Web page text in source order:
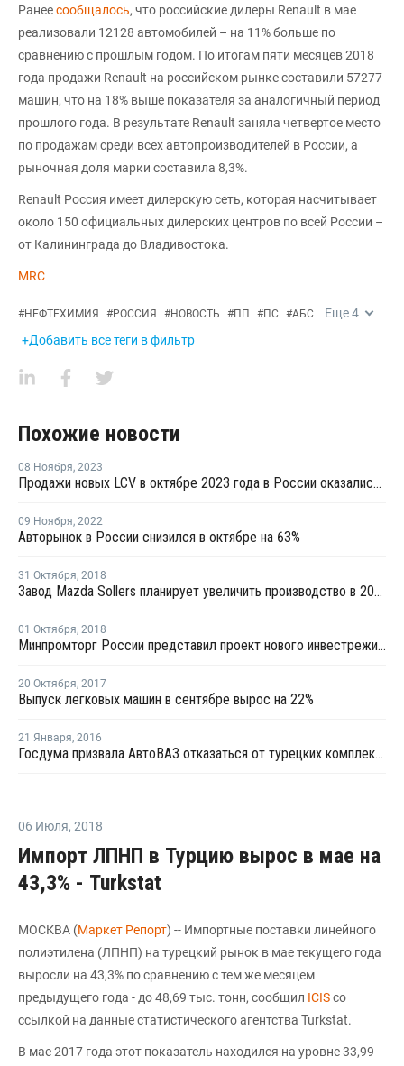
Ранеесообщалось, что российские дилеры Renault в мае
реализовали 12128 автомобилей – на 11% больше по
сравнению с прошлым годом. По итогам пяти месяцев 2018
года продажи Renault на российском рынке составили 57277
машин, что на 18% выше показателя за аналогичный период
прошлого года. В результате Renault заняла четвертое место
по продажам среди всех автопроизводителей в России, а
рыночная доля марки составила 8,3%.
Renault Россия имеет дилерскую сеть, которая насчитывает
около 150 официальных дилерских центров по всей России –
от Калининграда до Владивостока.
MRC
#НЕФТЕХИМИЯ #РОССИЯ #НОВОСТЬ #ПП #ПС #АБС Еще4
+Добавить все теги в фильтр
Похожие новости
08 Ноября, 2023
Продажи новых LCV в октябре 2023 года в России оказались максимальными за последние 20 месяцев
09 Ноября, 2022
Авторынок в России снизился в октябре на 63%
31 Октября, 2018
Завод Mazda Sollers планирует увеличить производство в 2018 году почти на 30%
01 Октября, 2018
Минпромторг России представил проект нового инвестрежима для автопрома
20 Октября, 2017
Выпуск легковых машин в сентябре вырос на 22%
21 Января, 2016
Госдума призвала АвтоВАЗ отказаться от турецких комплектующих
06 Июля, 2018
Импорт ЛПНП в Турцию вырос в мае на
43,3% - Turkstat
МОСКВА (Маркет Репорт) -- Импортные поставки линейного
полиэтилена (ЛПНП) на турецкий рынок в мае текущего года
выросли на 43,3% по сравнению с тем же месяцем
предыдущего года - до 48,69 тыс. тонн, сообщил ICISсо
ссылкой на данные статистического агентства Turkstat.
В мае 2017 года этот показатель находился на уровне 33,99